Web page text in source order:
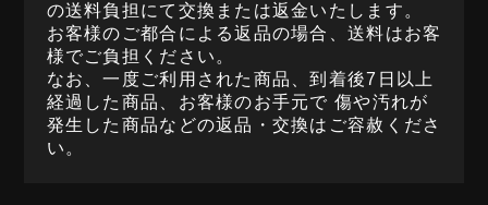
の送料負担にて交換または返金いたします。
お客様のご都合による返品の場合、送料はお客
様でご負担ください。
なお、一度ご利用された商品、到着後7日以上
経過した商品、お客様のお手元で 傷や汚れが
発生した商品などの返品・交換はご容赦くださ
い。